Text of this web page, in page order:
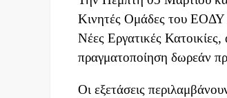
Κινητές Ομάδες του ΕΟΔΥ
Νέες Εργατικές
πραγματοποίηση δωρεάν
Οι εξετάσεις